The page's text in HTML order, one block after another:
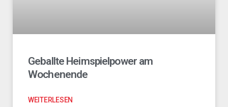
Geballte Heimspielpower am
Wochenende
WEITERLESEN